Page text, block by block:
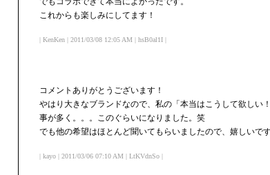
これからも楽しみにしてます！
| KenKen | 2011/03/08 12:05 AM | hsB0al1I |
コメントありがとうございます！
やはり大きなブランドなので、私の「本当はこうして欲しい
事が多く。。。このぐらいになりました。笑
でも他の希望はほとんど聞いてもらいましたので、嬉しいで
| kayo | 2011/03/06 07:10 AM | LtKVdnSo |